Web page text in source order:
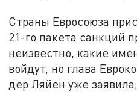
Страны Евросоюза
21-го пакета санкций
неизвестно, какие
войдут, но глава
дер Ляйен уже